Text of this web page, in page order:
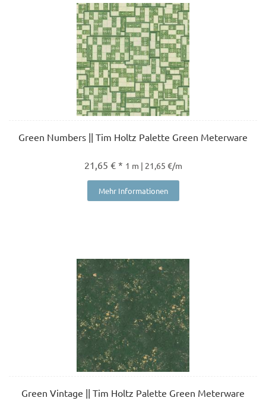
Green Numbers || Tim Holtz Palette Green Meterware
21,65 € * 1 m | 21,65 €/m
Mehr Informationen
Green Vintage || Tim Holtz Palette Green Meterware